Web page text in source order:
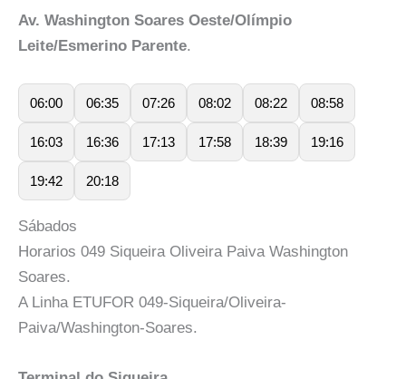
Av. Washington Soares Oeste/Olímpio
Leite/Esmerino Parente.
06:00 06:35 07:26 08:02 08:22 08:58
16:03 16:36 17:13 17:58 18:39 19:16
19:42 20:18
Sábados
Horarios 049 Siqueira Oliveira Paiva Washington
Soares.
A Linha ETUFOR 049-Siqueira/Oliveira-
Paiva/Washington-Soares.